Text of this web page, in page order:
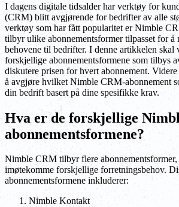
I dagens digitale tidsalder har verktøy for
(CRM) blitt avgjørende for bedrifter av alle
verktøy som har fått popularitet er Nimble
tilbyr ulike abonnementsformer tilpasset for å
behovene til bedrifter. I denne artikkelen skal
forskjellige abonnementsformene som tilbys
diskutere prisen for hvert abonnement.
å avgjøre hvilket Nimble CRM-abonnement
din bedrift basert på dine spesifikke krav.
Hva er de forskjellige
abonnementsformene?
Nimble CRM tilbyr flere abonnementsformer,
imøtekomme forskjellige forretningsbehov.
abonnementsformene inkluderer:
Nimble Kontakt